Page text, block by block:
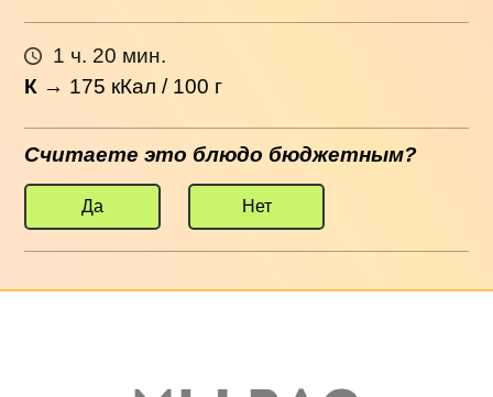
1 ч. 20 мин.
К → 175 кКал / 100 г
Считаете это блюдо бюджетным?
Да Нет